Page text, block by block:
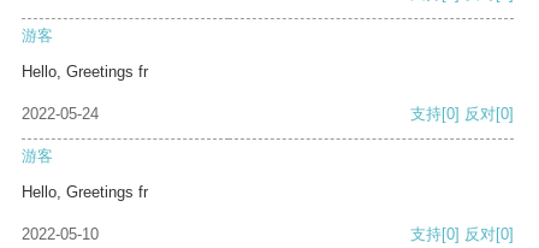
游客
Hello, Greetings fr
2022-05-24 支持[0] 反对[0]
游客
Hello, Greetings fr
2022-05-10 支持[0] 反对[0]